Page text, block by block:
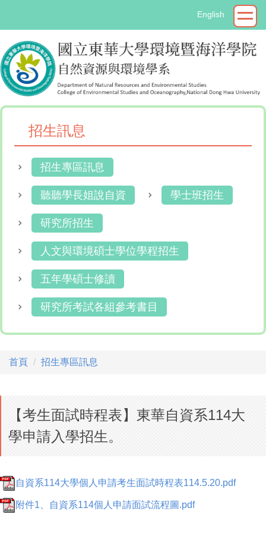
要
內
容
區
English
招生訊息
招生專區訊息
聽聽學長姐說自資 學士班招生
研究所招生
人文與環境碩士學位學程招生
五年學碩士修讀
研究所考試各組參考書目
首頁 招生專區訊息
【考生面試時程表】東華自資系114大
學申請入學招生。
自資系114大學個人申請考生面試時程表114.5.20.pdf
附件1、自資系114個人申請面試流程圖.pdf